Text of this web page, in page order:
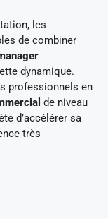
les
de combiner
dynamique.
professionnels en
de niveau
d’accélérer sa
très